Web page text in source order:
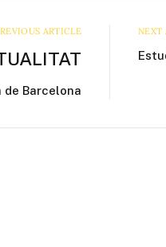
ARTICLE
de Barcelona
NEXT